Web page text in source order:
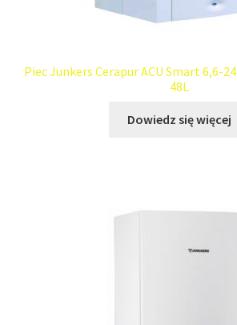
Piec Junkers Cerapur ACU Smart 6,6-
48L
Dowiedz się więcej